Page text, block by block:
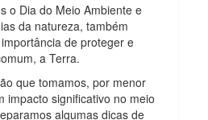
o Dia do Meio Ambiente e
da natureza, também
de proteger e
a Terra.
que tomamos, por menor
impacto significativo no meio
algumas dicas de